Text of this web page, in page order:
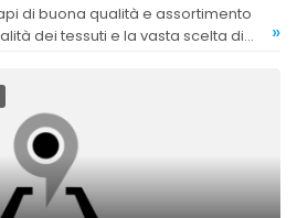
dei tessuti e la vasta scelta di
»